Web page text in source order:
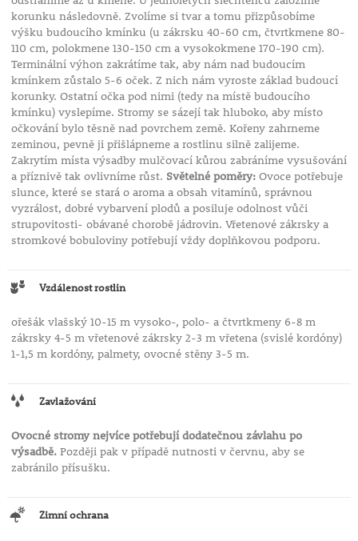
korunku následovně. Zvolíme si tvar a tomu přizpůsobíme
výšku budoucího kmínku (u zákrsku 40-60 cm, čtvrtkmene 80-
110 cm, polokmene 130-150 cm a vysokokmene 170-190 cm).
Terminální výhon zakrátíme tak, aby nám nad budoucím
kmínkem zůstalo 5-6 oček. Z nich nám vyroste základ budoucí
korunky. Ostatní očka pod nimi (tedy na místě budoucího
kmínku) vyslepíme. Stromy se sázejí tak hluboko, aby místo
očkování bylo těsně nad povrchem země. Kořeny zahrneme
zeminou, pevně ji přišlápneme a rostlinu silně zalijeme.
Zakrytím místa výsadby mulčovací kůrou zabráníme vysušování
a příznivě tak ovlivníme růst. Světelné poměry: Ovoce potřebuje
slunce, které se stará o aroma a obsah vitamínů, správnou
vyzrálost, dobré vybarvení plodů a posiluje odolnost vůči
strupovitosti- obávané chorobě jádrovin. Vřetenové zákrsky a
stromkové bobuloviny potřebují vždy doplňkovou podporu.
Vzdálenost rostlin
ořešák vlašský 10-15 m vysoko-, polo- a čtvrtkmeny 6-8 m
zákrsky 4-5 m vřetenové zákrsky 2-3 m vřetena (svislé kordóny)
1-1,5 m kordóny, palmety, ovocné stěny 3-5 m.
Zavlažování
Ovocné stromy nejvíce potřebují dodatečnou závlahu po
výsadbě.Později pak v případě nutnosti v červnu, aby se
zabránilo přísušku.
Zimní ochrana